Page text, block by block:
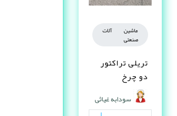
ماشین آلات
صنعتی
تریلی تراکتور
دو چرخ
سودابه غیاثی